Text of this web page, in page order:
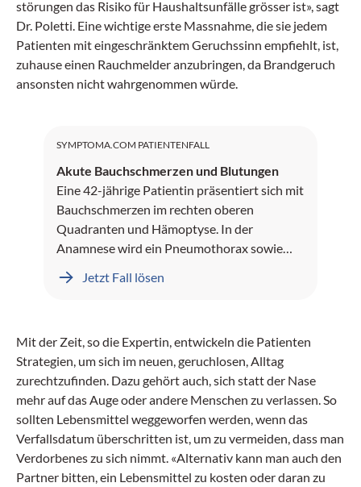
störungen das Risiko für Haushaltsunfälle grösser ist», sagt
Dr. Poletti. Eine wichtige erste Massnahme, die sie jedem
Patienten mit eingeschränktem Geruchssinn empfiehlt, ist,
zuhause einen Rauchmelder anzubringen, da Brandgeruch
ansonsten nicht wahrgenommen würde.
SYMPTOMA.COM PATIENTENFALL
Akute Bauchschmerzen und Blutungen
Eine 42-jährige Patientin präsentiert sich mit
Bauchschmerzen im rechten oberen
Quadranten und Hämoptyse. In der
Anamnese wird ein Pneumothorax sowie
Jetzt Fall lösen
Mit der Zeit, so die Expertin, entwickeln die Patienten
Strategien, um sich im neuen, geruchlosen, Alltag
zurechtzufinden. Dazu gehört auch, sich statt der Nase
mehr auf das Auge oder andere Menschen zu verlassen. So
sollten Lebensmittel weggeworfen werden, wenn das
Verfallsdatum überschritten ist, um zu vermeiden, dass man
Verdorbenes zu sich nimmt. «Alternativ kann man auch den
Partner bitten, ein Lebensmittel zu kosten oder daran zu